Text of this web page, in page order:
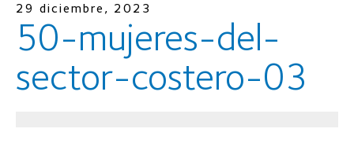
29 diciembre, 2023
50-mujeres-del-
sector-costero-03